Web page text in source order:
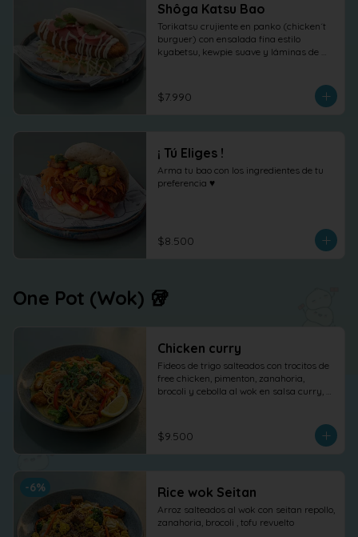
Shôga Katsu Bao
Torikatsu crujiente en panko (chicken´t
burguer) con ensalada fina estilo
kyabetsu, kewpie suave y láminas de
cilantro fresco.
$7.990
¡ Tú Eliges !
Arma tu bao con los ingredientes de tu
preferencia ♥
$8.500
One Pot (Wok) 🥡
Chicken curry
Fideos de trigo salteados con trocitos de
free chicken, pimenton, zanahoria,
brocoli y cebolla al wok en salsa curry,
$9.500
-6% Rice wok Seitan
Arroz salteados al wok con seitan repollo,
zanahoria, brocoli , tofu revuelto